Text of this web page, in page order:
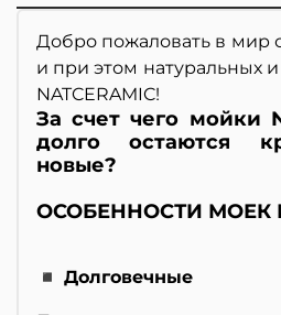
Добро пожаловать в мир
и при этом натуральных
NATCERAMIC!
За счет чего мойки
долго остаются
новые?
ОСОБЕННОСТИ МОЕК
◾ Долговечные